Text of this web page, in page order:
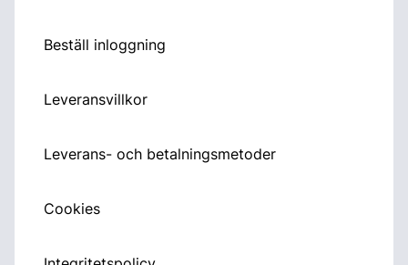
Beställ inloggning
Leveransvillkor
Leverans- och betalningsmetoder
Cookies